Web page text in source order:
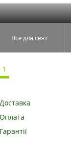
Все для свят
Доставка
Оплата
Гарантії